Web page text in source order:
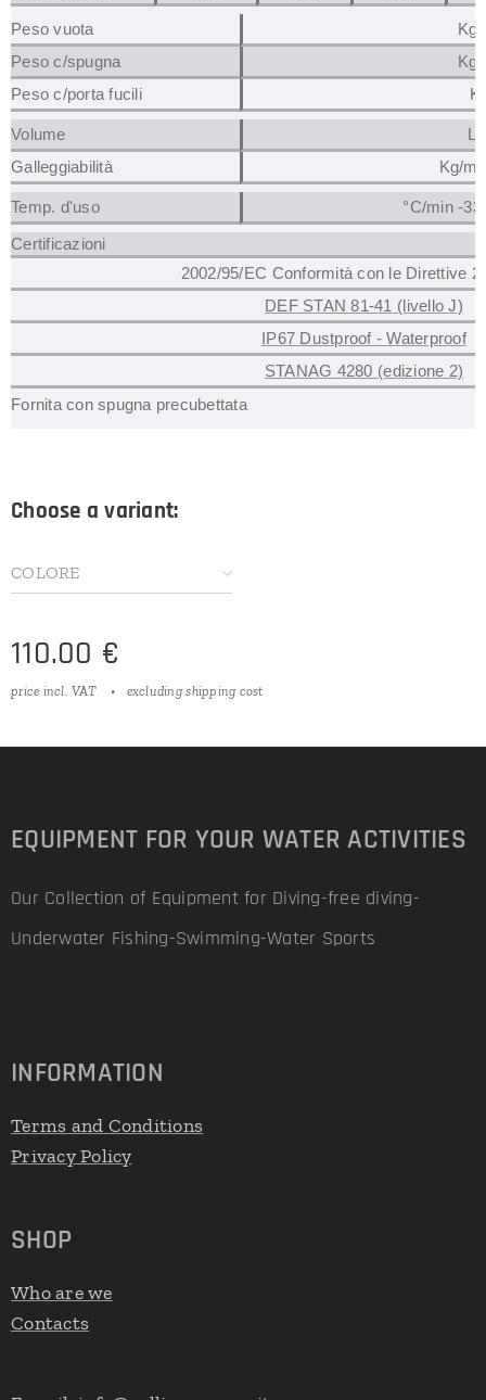
Peso vuota
Kg
Peso c/spugna
Kg
Peso c/porta fucili
Volume
Lt
Galleggiabilità
Kg/
Temp. d'uso
°C/min -
Certificazioni
2002/95/EC Conformità con le Direttive
DEF STAN 81-41 (livello J)
IP67 Dustproof - Waterproof
STANAG 4280 (edizione 2)
Fornita con spugna precubettata
Choose a variant:
COLORE
110.00 €
price incl. VAT excluding shipping cost
EQUIPMENT FOR YOUR WATER ACTIVITIES
Our Collection of Equipment for Diving-free diving-
Underwater Fishing-Swimming-Water Sports
INFORMATION
Terms and Conditions
Privacy Policy
SHOP
Who are we
Contacts